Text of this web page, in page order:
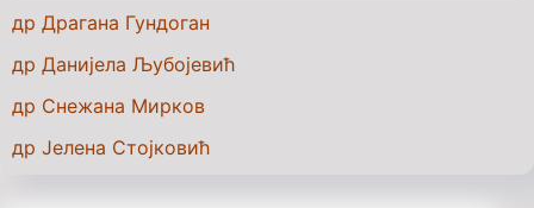
др Драгана Гундоган
др Данијела Љубојевић
др Снежана Мирков
др Јелена Стојковић